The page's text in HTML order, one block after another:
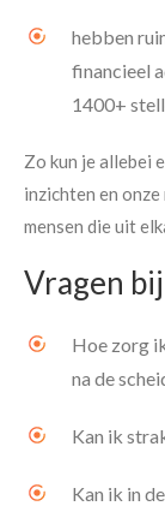
hebben
financieel
1400+
Zo kun je allebei
inzichten en
mensen die uit
Vragen
Hoe zorg
na de
Kan ik
Kan ik in